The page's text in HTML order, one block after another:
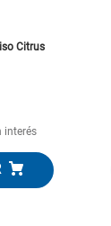
Citrus
interés